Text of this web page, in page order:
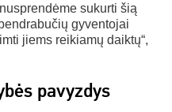
sukurti šią
gyventojai
jiems reikiamų daiktų“,
pavyzdys